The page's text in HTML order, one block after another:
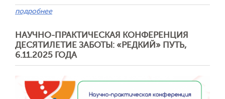
подробнее
НАУЧНО-ПРАКТИЧЕСКАЯ КОНФЕРЕНЦИЯ
ДЕСЯТИЛЕТИЕ ЗАБОТЫ: «РЕДКИЙ» ПУТЬ,
6.11.2025 ГОДА
Отправить